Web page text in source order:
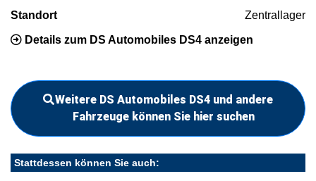
Standort Zentrallager
Details zum DS Automobiles DS4 anzeigen
Weitere DS Automobiles DS4 und andere
Fahrzeuge können Sie hier suchen
Stattdessen können Sie auch: